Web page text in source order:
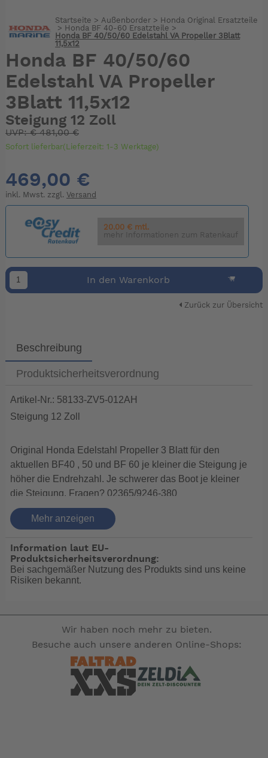
Startseite >Außenborder > Honda Original Ersatzteile
> Honda BF 40-60 Ersatzteile >
Honda BF 40/50/60 Edelstahl VA Propeller 3Blatt
11,5x12
Honda BF 40/50/60
Edelstahl VA Propeller
3Blatt 11,5x12
Steigung 12 Zoll
UVP:€481,00 €
Sofort lieferbar(Lieferzeit: 1-3 Werktage)
469,00 €
inkl. Mwst. zzgl. Versand
20.00 € mtl.
mehr Informationen zum Ratenkauf
In den Warenkorb
Zurück zur Übersicht
Beschreibung
Produktsicherheitsverordnung
Artikel-Nr.: 58133-ZV5-012AH
Steigung 12 Zoll
Original Honda Edelstahl Propeller 3 Blatt für den
aktuellen BF40 , 50 und BF 60 je kleiner die Steigung je
höher die Endrehzahl. Je schwerer das Boot je kleiner
die Steigung. Fragen? 02365/9246-380
Vorteile eines VA Propellers
• Höhere Leistung im Vergleich zu Alumininiumtypen
Materialverformung und Kavitation
• Einsatzgebiet: Schnelle und leistungsfähige Boote.
• Erhöhte Stabilität dank der Materialhärte im Vergleich
• Siehe zusätzliche Hinweise im Kapitel "Propeller"
über Einsatz und Nutzung
des Bootes
-- Auf Produktfotos angezeigte Dekorationsartikel
Mehr anzeigen
Information laut EU-
Produktsicherheitsverordnung:
Bei sachgemäßer Nutzung des Produkts sind uns keine
Risiken bekannt.
Wir haben noch mehr zu bieten.
Besuche auch unsere anderen Online-Shops: